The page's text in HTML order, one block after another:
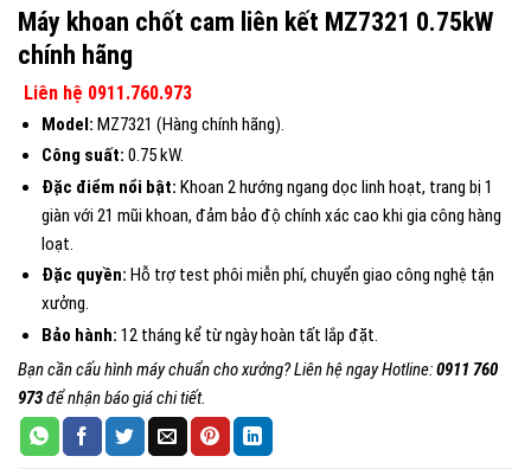
Máy khoan chốt cam liên kết MZ7321 0.75kW
chính hãng
Liên hệ 0911.760.973
Model: MZ7321 (Hàng chính hãng).
Công suất: 0.75 kW.
Đặc điểm nổi bật: Khoan 2 hướng ngang dọc linh hoạt, trang bị 1
giàn với 21 mũi khoan, đảm bảo độ chính xác cao khi gia công hàng
loạt.
Đặc quyền: Hỗ trợ test phôi miễn phí, chuyển giao công nghệ tận
xưởng.
Bảo hành: 12 tháng kể từ ngày hoàn tất lắp đặt.
Bạn cần cấu hình máy chuẩn cho xưởng? Liên hệ ngay Hotline:0911 760
973để nhận báo giá chi tiết.